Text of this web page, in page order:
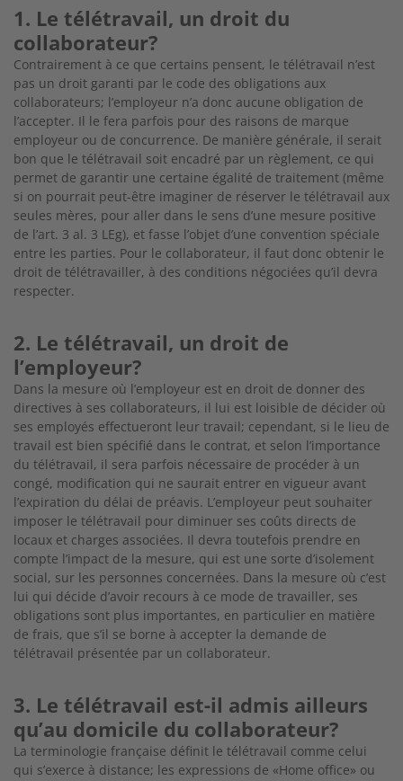
1. Le télétravail, un droit du
collaborateur?
Contrairement à ce que certains pensent, le télétravail n’est
pas un droit garanti par le code des obligations aux
collaborateurs; l’employeur n’a donc aucune obligation de
l’accepter. Il le fera parfois pour des raisons de marque
employeur ou de concurrence. De manière générale, il serait
bon que le télétravail soit encadré par un règlement, ce qui
permet de garantir une certaine égalité de traitement (même
si on pourrait peut-être imaginer de réserver le télétravail aux
seules mères, pour aller dans le sens d’une mesure positive
de l’art. 3 al. 3 LEg), et fasse l’objet d’une convention spéciale
entre les parties. Pour le collaborateur, il faut donc obtenir le
droit de télétravailler, à des conditions négociées qu’il devra
respecter.
2. Le télétravail, un droit de
l’employeur?
Dans la mesure où l’employeur est en droit de donner des
directives à ses collaborateurs, il lui est loisible de décider où
ses employés effectueront leur travail; cependant, si le lieu de
travail est bien spécifié dans le contrat, et selon l’importance
du télétravail, il sera parfois nécessaire de procéder à un
congé, modification qui ne saurait entrer en vigueur avant
l’expiration du délai de préavis. L’employeur peut souhaiter
imposer le télétravail pour diminuer ses coûts directs de
locaux et charges associées. Il devra toutefois prendre en
compte l’impact de la mesure, qui est une sorte d’isolement
social, sur les personnes concernées. Dans la mesure où c’est
lui qui décide d’avoir recours à ce mode de travailler, ses
obligations sont plus importantes, en particulier en matière
de frais, que s’il se borne à accepter la demande de
télétravail présentée par un collaborateur.
3. Le télétravail est-il admis ailleurs
qu’au domicile du collaborateur?
La terminologie française définit le télétravail comme celui
qui s’exerce à distance; les expressions de «Home office» ou